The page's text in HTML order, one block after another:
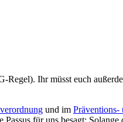
Regel). Ihr müsst euch
und im Präventions-
für uns besagt: Solange